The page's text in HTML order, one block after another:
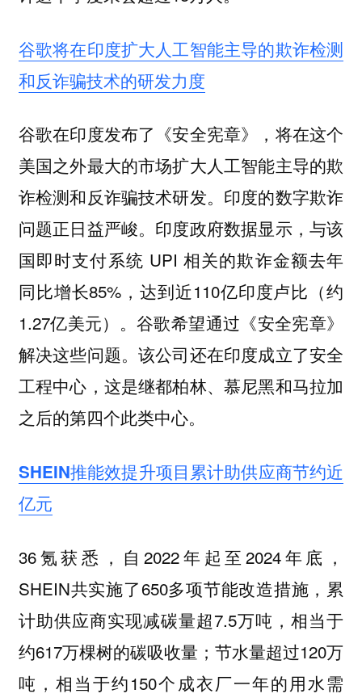
谷歌将在印度扩大人工智能主导的欺诈检测
和反诈骗技术的研发力度
谷歌在印度发布了《安全宪章》，将在这个
美国之外最大的市场扩大人工智能主导的欺
诈检测和反诈骗技术研发。印度的数字欺诈
问题正日益严峻。印度政府数据显示，与该
国即时支付系统 UPI 相关的欺诈金额去年
同比增长85%，达到近110亿印度卢比（约
1.27亿美元）。谷歌希望通过《安全宪章》
解决这些问题。该公司还在印度成立了安全
工程中心，这是继都柏林、慕尼黑和马拉加
之后的第四个此类中心。
SHEIN推能效提升项目累计助供应商节约近
亿元
36氪获悉，自2022年起至2024年底，
SHEIN共实施了650多项节能改造措施，累
计助供应商实现减碳量超7.5万吨，相当于
约617万棵树的碳吸收量；节水量超过120万
吨，相当于约150个成衣厂一年的用水需